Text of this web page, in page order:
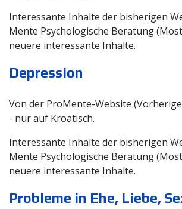
Interessante Inhalte der bisherigen
Mente Psychologische Beratung
neuere interessante Inhalte.
Depression
Von der ProMente-Website
- nur auf Kroatisch.
Interessante Inhalte der bisherigen
Mente Psychologische Beratung
neuere interessante Inhalte.
Probleme in Ehe, Liebe,